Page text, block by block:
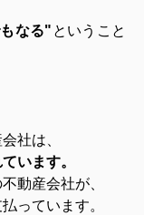
なる" ということ
社は、
います。
動産会社が、
っています。